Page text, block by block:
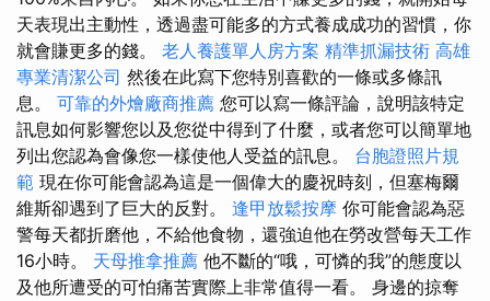
天表現出主動性，透過盡可能多的方式養成成功的習慣，你
就會賺更多的錢。 老人養護單人房方案 精準抓漏技術 高雄
專業清潔公司 然後在此寫下您特別喜歡的一條或多條訊
息。 可靠的外燴廠商推薦 您可以寫一條評論，說明該特定
訊息如何影響您以及您從中得到了什麼，或者您可以簡單地
列出您認為會像您一樣使他人受益的訊息。 台胞證照片規
範 現在你可能會認為這是一個偉大的慶祝時刻，但塞梅爾
維斯卻遇到了巨大的反對。 逢甲放鬆按摩 你可能會認為惡
警每天都折磨他，不給他食物，還強迫他在勞改營每天工作
16小時。 天母推拿推薦 他不斷的“哦，可憐的我”的態度以
及他所遭受的可怕痛苦實際上非常值得一看。 身邊的掠奪